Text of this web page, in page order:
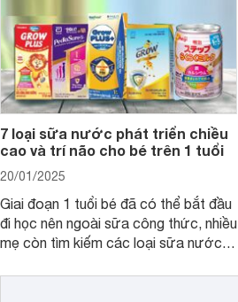
7 loại sữa nước phát triển chiều
cao và trí não cho bé trên 1 tuổi
20/01/2025
Giai đoạn 1 tuổi bé đã có thể bắt đầu
đi học nên ngoài sữa công thức, nhiều
mẹ còn tìm kiếm các loại sữa nước
trẻ. Dưới đây là 7 loại sữa nước phát